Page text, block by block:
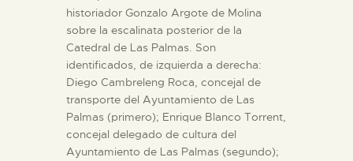
historiador Gonzalo Argote de Molina
sobre la escalinata posterior de la
Catedral de Las Palmas. Son
identificados, de izquierda a derecha:
Diego Cambreleng Roca, concejal de
transporte del Ayuntamiento de Las
Palmas (primero); Enrique Blanco Torrent,
concejal delegado de cultura del
Ayuntamiento de Las Palmas (segundo);